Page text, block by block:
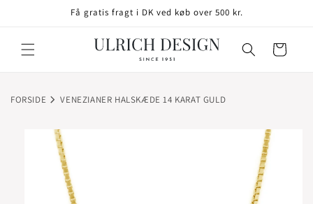
Få gratis fragt i DK ved køb over 500 kr.
Indkøbskurv
FORSIDE VENEZIANER HALSKÆDE 14 KARAT GULD